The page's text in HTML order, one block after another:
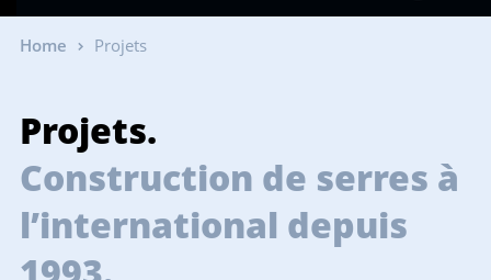
Home Projets
Projets.
Construction de serres à
l’international depuis